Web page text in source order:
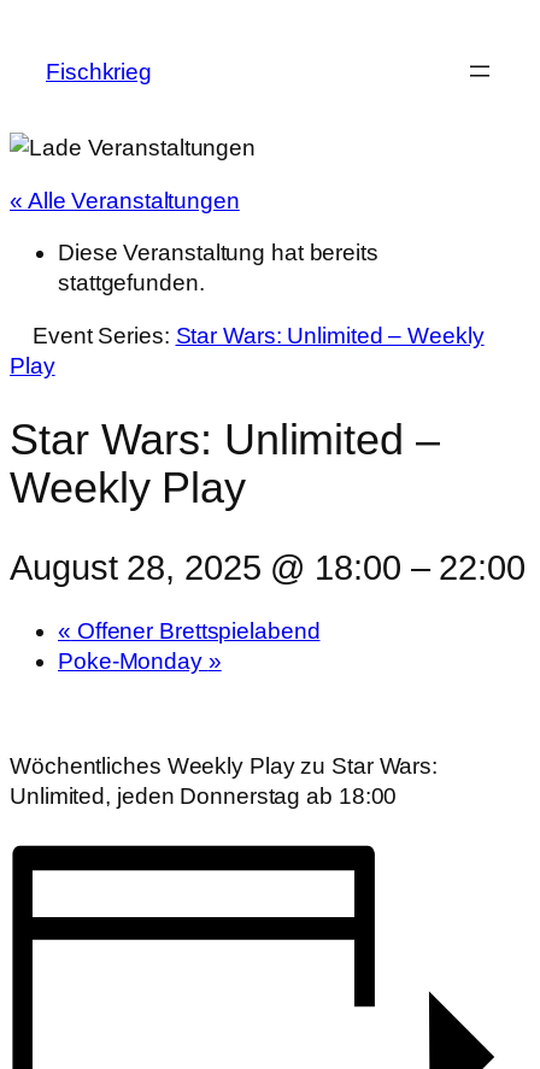
Fischkrieg
« Alle Veranstaltungen
Diese Veranstaltung hat bereits
stattgefunden.
Event Series: Star Wars: Unlimited – Weekly
Play
Star Wars: Unlimited –
Weekly Play
August 28, 2025 @ 18:00 – 22:00
« Offener Brettspielabend
Poke-Monday »
Wöchentliches Weekly Play zu Star Wars:
Unlimited, jeden Donnerstag ab 18:00